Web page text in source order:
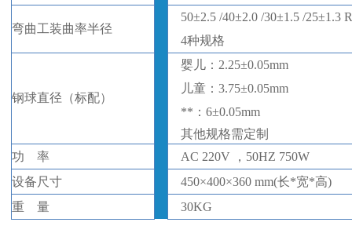
弯曲工装曲率半径
50±2.5 /40±2.0 /30±1.5 /25±1.3
4种规格
钢球直径（标配）
婴儿： 2.25±0.05mm
儿童： 3.75±0.05mm
**： 6±0.05mm
其他规格需定制
功
率
AC 220V ，50HZ 750W
设备尺寸 450×400×360 mm(长*宽*高)
重
量 30KG